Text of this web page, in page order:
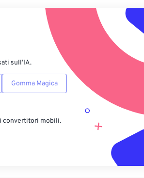
Applica da preimpostazione
Salva come predefinito
sull’IA.
Gomma Magica
convertitori mobili.